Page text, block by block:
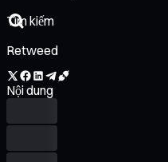
Retweed
Nội dung